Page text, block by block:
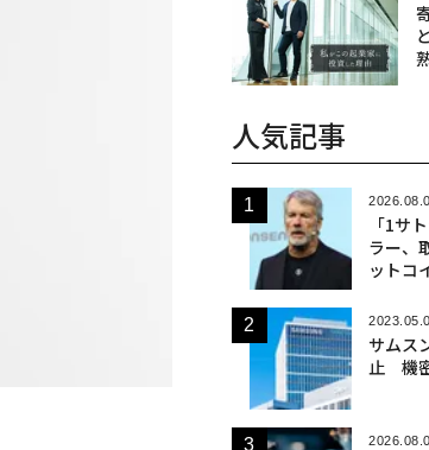
人気記事
「1サ
ラー、
ットコ
サムス
止 機